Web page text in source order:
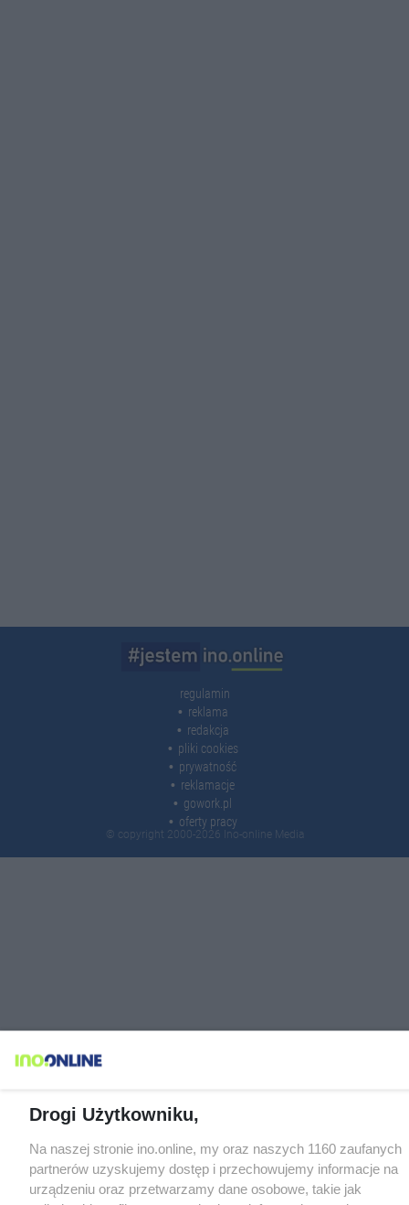
regulamin
reklama
redakcja
pliki cookies
prywatność
reklamacje
gowork.pl
oferty pracy
© copyright 2000-2026 Ino-online Media
Drogi Użytkowniku,
Na naszej stronie ino.online, my oraz naszych 1160 zaufanych
partnerów uzyskujemy dostęp i przechowujemy informacje na
urządzeniu oraz przetwarzamy dane osobowe, takie jak